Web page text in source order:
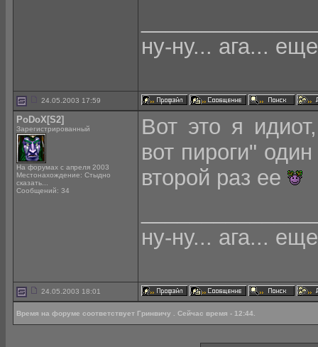
ну-ну... ага...
24.05.2003 17:59
PoDoX[S2]
Зарегистрированный
На форумах с апреля 2003
Местонахождение: Стыдно
сказать...
Сообщений: 34
Вот это я
вот пироги"
второй раз ее
ну-ну... ага...
24.05.2003 18:01
Время на форуме соответствует Гринвичу . Сейчас время - 12:44.